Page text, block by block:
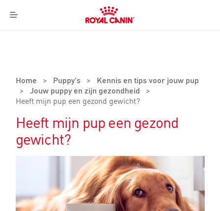
Menu
Royal
Canin
Home > Puppy's >
Kennis en tips voor jouw pup
> Jouw puppy en zijn gezondheid
>
Heeft mijn pup een gezond gewicht?
Heeft mijn pup een gezond
gewicht?